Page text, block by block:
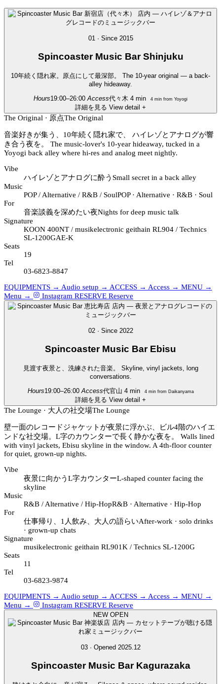
01 · Since 2015
SpincoasterMusic Bar Shinjuku
10年続く隠れ家。原点にして最深部。
The 10-year original — a back-
alley hideaway.
Hours19:00–26:00 Access代々木 4 min 4 min from Yoyogi
詳細を見る View detail +
The Original · 原点The Original
音楽好きが集う、10年続く隠れ家で、 ハイレゾとアナログが響
き合う夜を。
The music-lover's 10-year hideaway, tucked in a
Yoyogi back alley where hi-res and analog meet nightly.
Vibe
ハイレゾとアナログに酔う Small secret in a back alley
Music
POP / Alternative / R&B / SoulPOP · Alternative · R&B · Soul
For
音楽談義を深めたい夜Nights for deep music talk
Signature
KOON 400NT / musikelectronic geithain RL904 / Technics
SL-1200GAE-K
Seats
19
Tel
03-6823-8847
EQUIPMENTS → Audio setup → ACCESS → Access → MENU →
Menu →
Instagram RESERVE Reserve
02 · Since 2022
SpincoasterMusic Bar Ebisu
見渡す夜景と、洗練された音楽。
Skyline, vinyl jackets, long
conversations.
Hours19:00–26:00 Access代官山 4 min4 min from Daikanyama
詳細を見る View detail +
The Lounge · 大人の社交場The Lounge
壁一面のレコードジャケットが夜景に浮かぶ、ビル4階のハイエ
ンドな社交場。L字のカウンターで長く静かな夜を。
Walls lined
with vinyl jackets, Ebisu skyline in the window. A 4th-floor counter
for quiet, grown-up nights.
Vibe
夜景に向かうL字カウンターL-shaped counter facing the
skyline
Music
R&B / Alternative / Hip-HopR&B · Alternative · Hip-Hop
For
仕事帰り、1人飲み、大人の語らいAfter-work · solo drinks
· grown-up chats
Signature
musikelectronic geithain RL901K / Technics SL-1200G
Seats
11
Tel
03-6823-9874
EQUIPMENTS → Audio setup → ACCESS → Access → MENU →
Menu →
Instagram RESERVE Reserve
NEW OPEN
03 · Opened 2025.12
SpincoasterMusic Bar Kagurazaka